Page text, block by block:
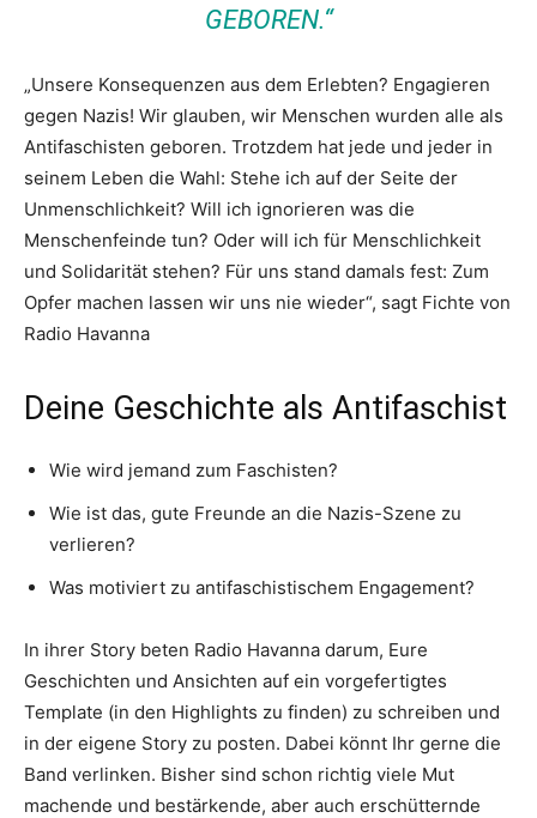
GEBOREN.“
„Unsere Konsequenzen aus dem Erlebten? Engagieren
gegen Nazis! Wir glauben, wir Menschen wurden alle als
Antifaschisten geboren. Trotzdem hat jede und jeder in
seinem Leben die Wahl: Stehe ich auf der Seite der
Unmenschlichkeit? Will ich ignorieren was die
Menschenfeinde tun? Oder will ich für Menschlichkeit
und Solidarität stehen? Für uns stand damals fest: Zum
Opfer machen lassen wir uns nie wieder“, sagt Fichte von
Radio Havanna
Deine Geschichte als Antifaschist
Wie wird jemand zum Faschisten?
Wie ist das, gute Freunde an die Nazis-Szene zu
verlieren?
Was motiviert zu antifaschistischem Engagement?
In ihrer Story beten Radio Havanna darum, Eure
Geschichten und Ansichten auf ein vorgefertigtes
Template (in den Highlights zu finden) zu schreiben und
in der eigene Story zu posten. Dabei könnt Ihr gerne die
Band verlinken. Bisher sind schon richtig viele Mut
machende und bestärkende, aber auch erschütternde